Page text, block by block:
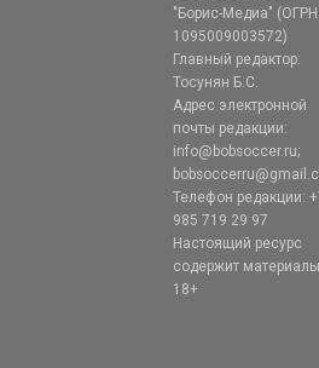
"Борис-Медиа" (ОГРН
1095009003572)
Главный редактор:
Тосунян Б.С.
Адрес электронной
почты редакции:
info@bobsoccer.ru;
Телефон редакции:
985 719 29 97
Настоящий ресурс
содержит
18+